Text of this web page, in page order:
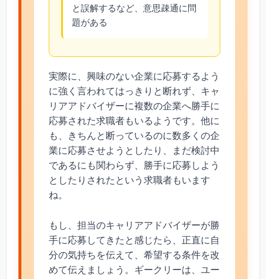
と誤解するなど、意思疎通に問
題がある
実際に、興味のない企業に応募するよう
に強く言われてはっきりと断れず、キャ
リアアドバイザーに複数の企業へ勝手に
応募された求職者もいるようです。他に
も、きちんと断っているのに数多くの企
業に応募させようとしたり、まだ検討中
であるにも関わらず、勝手に応募しよう
としたりされたという求職者もいます
ね。
もし、担当のキャリアアドバイザーが勝
手に応募してきたと感じたら、正直に自
分の気持ちを伝えて、希望する条件を改
めて伝えましょう。ギークリーは、ユー